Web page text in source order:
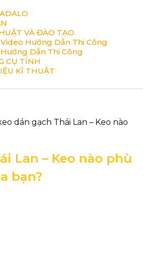
VÀ ĐÀO TẠO
Video Hướng Dẫn Thi Công
Hướng Dẫn Thi Công
CỤ TÍNH
KĨ THUẬT
dán gạch Thái Lan – Keo nào
Lan – Keo nào phù
bạn?